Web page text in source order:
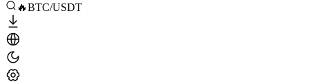
🔥BTC/USDT